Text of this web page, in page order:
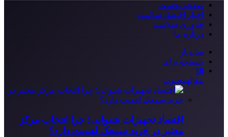
صفحه نخست
اخبار اقتصاد سلامت
فناوری سلامت
درباره ما
سایدبار
جستجو برای
10
مقالهمحبوب
اقتصاد تجهیزات شنوایی؛ چرا انتخاب مرکز
معتبر در خرید سمعک اهمیت دارد؟